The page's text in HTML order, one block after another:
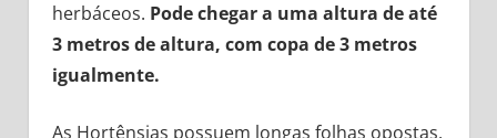
herbáceos. Pode chegar a uma altura de até
3 metros de altura, com copa de 3 metros
igualmente.
As Hortênsias possuem longas folhas opostas,